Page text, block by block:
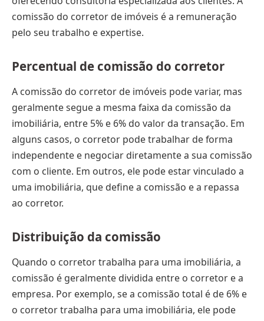
comissão do corretor de imóveis é a remuneração
pelo seu trabalho e expertise.
Percentual de comissão do corretor
A comissão do corretor de imóveis pode variar, mas
geralmente segue a mesma faixa da comissão da
imobiliária, entre 5% e 6% do valor da transação. Em
alguns casos, o corretor pode trabalhar de forma
independente e negociar diretamente a sua comissão
com o cliente. Em outros, ele pode estar vinculado a
uma imobiliária, que define a comissão e a repassa
ao corretor.
Distribuição da comissão
Quando o corretor trabalha para uma imobiliária, a
comissão é geralmente dividida entre o corretor e a
empresa. Por exemplo, se a comissão total é de 6% e
o corretor trabalha para uma imobiliária, ele pode